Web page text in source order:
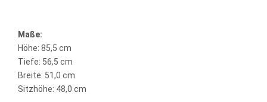
Maße:
Höhe: 85,5 cm
Tiefe: 56,5 cm
Breite: 51,0 cm
Sitzhöhe: 48,0 cm